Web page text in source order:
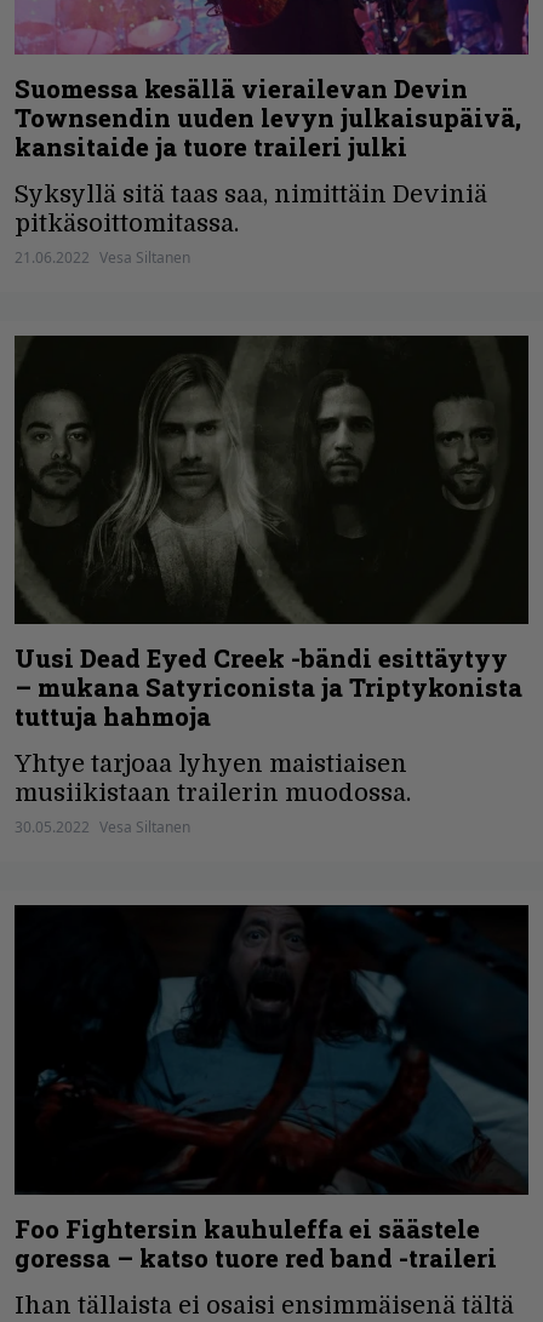
Suomessa kesällä vierailevan Devin
Townsendin uuden levyn julkaisupäivä,
kansitaide ja tuore traileri julki
Syksyllä sitä taas saa, nimittäin Deviniä
pitkäsoittomitassa.
21.06.2022 Vesa Siltanen
Uusi Dead Eyed Creek -bändi esittäytyy
– mukana Satyriconista ja Triptykonista
tuttuja hahmoja
Yhtye tarjoaa lyhyen maistiaisen
musiikistaan trailerin muodossa.
30.05.2022 Vesa Siltanen
Foo Fightersin kauhuleffa ei säästele
goressa – katso tuore red band -traileri
Ihan tällaista ei osaisi ensimmäisenä tältä